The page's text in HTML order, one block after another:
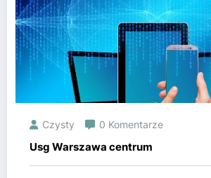
Czysty 0 Komentarze
Usg Warszawa centrum